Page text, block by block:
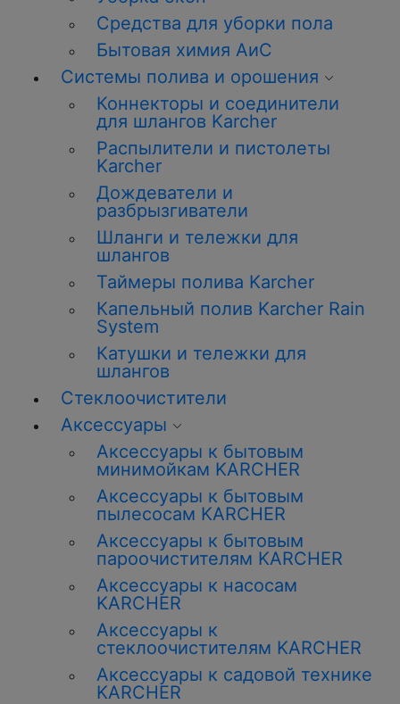
Средства для уборки пола
Бытовая химия АиС
Системы полива и орошения
Коннекторы и соединители
для шлангов Karcher
Распылители и пистолеты
Karcher
Дождеватели и
разбрызгиватели
Шланги и тележки для
шлангов
Таймеры полива Karcher
Капельный полив Karcher Rain
System
Катушки и тележки для
шлангов
Стеклоочистители
Аксессуары
Аксессуары к бытовым
минимойкам KARCHER
Аксессуары к бытовым
пылесосам KARCHER
Аксессуары к бытовым
пароочистителям KARCHER
Аксессуары к насосам
KARCHER
Аксессуары к
стеклоочистителям KARCHER
Аксессуары к садовой технике
KARCHER